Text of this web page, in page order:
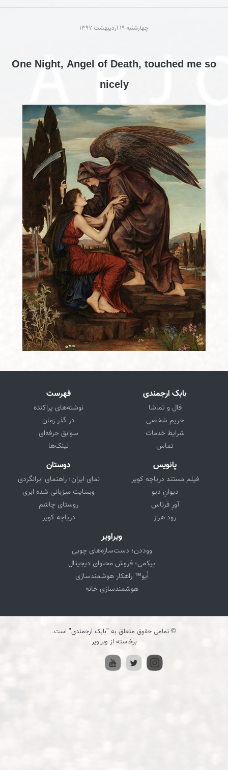
One Night, Angel of Death, touched me so
nicely
چهارشنبه 19 ارديبهشت 1397
بابک ارجمندی
فال و تماشا
حریم شخصی
شرایط خدمات
تماس
فهرست
نوشته‌های پراکنده
در گذر زمان
سوابق حرفه‌ای
لینک‌ها
پانویس
فیلم مستند دریاچه کویر
دیوانِ دیو
آورِ فرناس
رود هراز
دوستان
نمای ایران؛ راهنمای ایرانگردی
وبسایت میزبانی شده ابری
روستای چاشم
دریاچه کویر
ویراویر
ووددن؛ دست‌سازه‌های چوبی
پیکمی؛ فروش محتوای دیجیتال
اُیو™ راهکار هوشمندسازی
هوشمندسازی خانه
© تمامی حقوق متعلق به "بابک ارجمندی" است.
برخاسته از ویراویر